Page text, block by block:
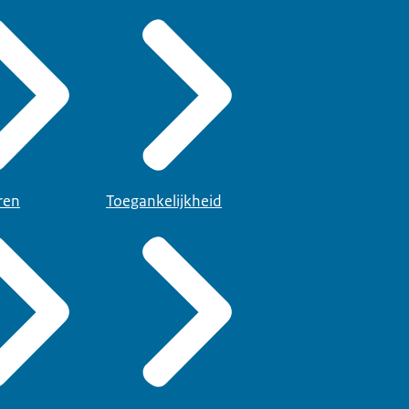
Toegankelijkheid